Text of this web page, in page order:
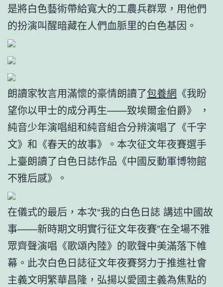
是將白色藝術帶給寬大的工農兵群眾，用他們
的扮演叫醒暗藏在人們血脈里的白色基因。
朗讀家牧言用滿懷的豪情朗讀了包養網 《我盼
望你以甲士的成分再生——致埃爾金伯爵》 ，
純音少年演唱組和純音組合分辨演唱了《千字
文》和《春天的故事》。本次征文年夜賽選手
上臺朗讀了白色日誌作品《中國反動軍博物館
不雅后感》。
在儀式的最后，本次“我的白色日誌 講述中國故
事——新時期文明實行征文年夜賽”在全場不雅
眾齊聲演唱《歌頌內陸》的歌聲中美滿落下帷
幕。此次白色日誌征文年夜賽努力于推進社會
主義文明繁華昌隆，弘揚以愛國主義為焦點的